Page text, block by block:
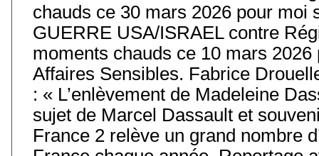
chauds ce 30 mars 2026 pour moi
GUERRE USA/ISRAEL contre
moments chauds ce 10 mars
Affaires Sensibles. Fabrice
: « L’enlèvement de Madeleine
sujet de Marcel Dassault et
France 2 relève un grand nombre